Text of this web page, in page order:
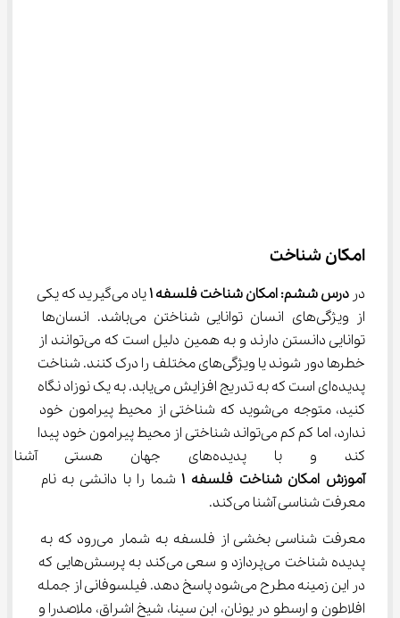
امکان شناخت
در درس ششم: امکان شناخت فلسفه ۱
یاد می‌گیرید که یکی
از ویژگی‌های انسان توانایی شناختن می‌باشد. انسان‌ها
توانایی دانستن دارند و به همین دلیل است که می‌توانند از
خطرها دور شوند یا ویژگی‌های مختلف را درک کنند. شناخت
پدیده‌ای است که به تدریج افزایش می‌یابد. به یک نوزاد نگاه
کنید، متوجه می‌شوید که شناختی از محیط پیرامون خود
ندارد، اما کم کم می‌تواند شناختی از محیط پیرامون خود پیدا
کند و با پدیده‌های جهان هستی آشنا شود. معلم در هنگام
آموزش امکان شناخت فلسفه ۱ شما را با دانشی به نام
معرفت شناسی آشنا می‌کند.
معرفت شناسی بخشی از فلسفه به شمار می‌رود که به
پدیده شناخت می‌پردازد و سعی می‌کند به پرسش‌هایی که
در این زمینه مطرح می‌شود پاسخ دهد. فیلسوفانی از جمله
افلاطون و ارسطو در یونان، ابن سینا، شیخ اشراق، ملاصدرا و